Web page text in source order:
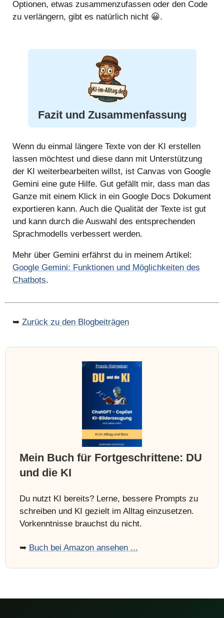
Optionen, etwas zusammenzufassen oder den Code
zu verlängern, gibt es natürlich nicht 😀.
Fazit und Zusammenfassung
Wenn du einmal längere Texte von der KI erstellen
lassen möchtest und diese dann mit Unterstützung
der KI weiterbearbeiten willst, ist Canvas von Google
Gemini eine gute Hilfe. Gut gefällt mir, dass man das
Ganze mit einem Klick in ein Google Docs Dokument
exportieren kann. Auch die Qualität der Texte ist gut
und kann durch die Auswahl des entsprechenden
Sprachmodells verbessert werden.
Mehr über Gemini erfährst du in meinem Artikel:
Google Gemini: Funktionen und Möglichkeiten des
Chatbots.
➥ Zurück zu den Blogbeiträgen
Mein Buch für Fortgeschrittene: DU
und die KI
Du nutzt KI bereits? Lerne, bessere Prompts zu
schreiben und KI gezielt im Alltag einzusetzen.
Vorkenntnisse brauchst du nicht.
➥ Buch bei Amazon ansehen ...